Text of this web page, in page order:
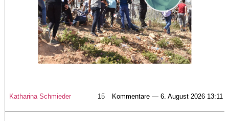
Katharina Schmieder 15 Kommentare — 6. August 2026 13:11